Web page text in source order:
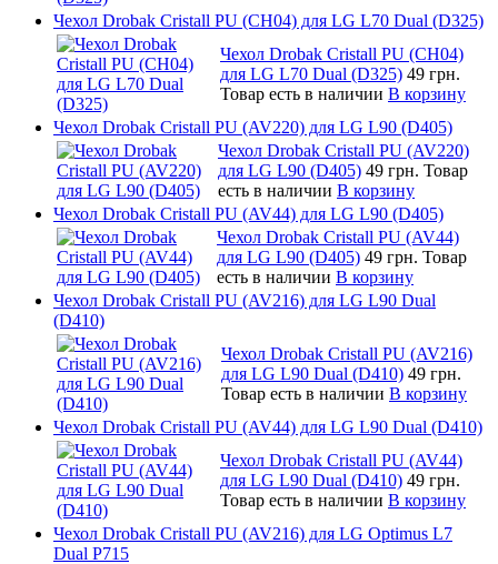
Чехол Drobak Cristall PU (CH04) для LG L70 Dual (D325)
Чехол Drobak Cristall PU (CH04)
для LG L70 Dual (D325) 49 грн.
Товар есть в наличии В корзину
Чехол Drobak Cristall PU (AV220) для LG L90 (D405)
Чехол Drobak Cristall PU (AV220)
для LG L90 (D405) 49 грн. Товар
есть в наличии В корзину
Чехол Drobak Cristall PU (AV44) для LG L90 (D405)
Чехол Drobak Cristall PU (AV44)
для LG L90 (D405) 49 грн. Товар
есть в наличии В корзину
Чехол Drobak Cristall PU (AV216) для LG L90 Dual
(D410)
Чехол Drobak Cristall PU (AV216)
для LG L90 Dual (D410) 49 грн.
Товар есть в наличии В корзину
Чехол Drobak Cristall PU (AV44) для LG L90 Dual (D410)
Чехол Drobak Cristall PU (AV44)
для LG L90 Dual (D410) 49 грн.
Товар есть в наличии В корзину
Чехол Drobak Cristall PU (AV216) для LG Optimus L7
Dual P715